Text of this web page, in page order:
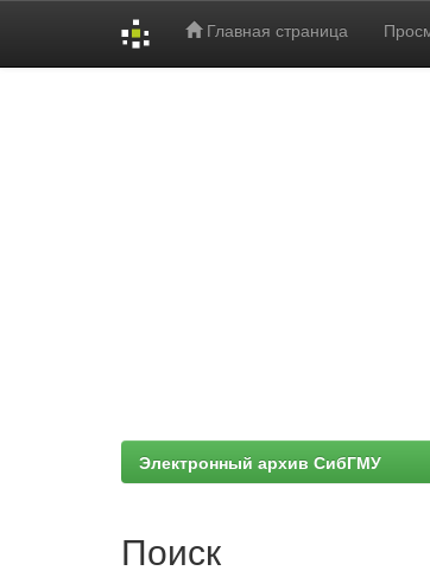
Главная страница
Электронный архив СибГМУ
Поиск